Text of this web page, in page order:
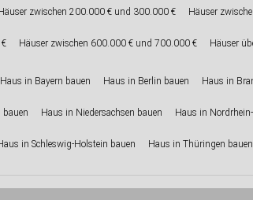
zwischen 200.000 € und 300.000 € Häuser
Häuser zwischen 600.000 € und 700.000 € Häuser
Haus in Bayern bauen Haus in Berlin bauen Haus in
bauen Haus in Niedersachsen bauen Haus in
in Schleswig-Holstein bauen Haus in Thüringen bauen